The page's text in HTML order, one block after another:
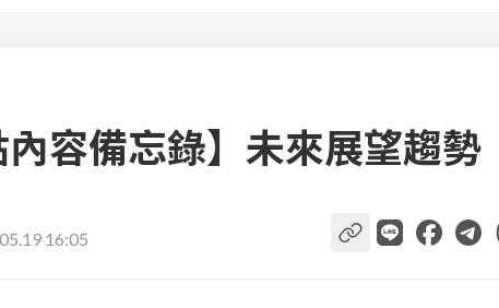
內容備忘錄】未來展望趨勢
16:05